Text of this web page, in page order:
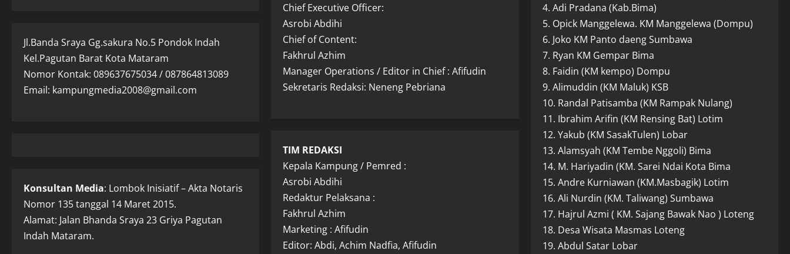
Jl.Banda Sraya Gg.sakura No.5 Pondok Indah
Kel.Pagutan Barat Kota Mataram
Nomor Kontak: 089637675034 / 087864813089
Email: kampungmedia2008@gmail.com
Konsultan Media: Lombok Inisiatif – Akta Notaris
Nomor 135 tanggal 14 Maret 2015.
Alamat: Jalan Bhanda Sraya 23 Griya Pagutan
Indah Mataram.
Chief Executive Officer:
Asrobi Abdihi
Chief of Content:
Fakhrul Azhim
Manager Operations / Editor in Chief : Afifudin
Sekretaris Redaksi: Neneng Pebriana
TIM REDAKSI
Kepala Kampung / Pemred :
Asrobi Abdihi
Redaktur Pelaksana :
Fakhrul Azhim
Marketing : Afifudin
Editor: Abdi, Achim Nadfia, Afifudin
4. Adi Pradana (Kab.Bima)
5. Opick Manggelewa. KM Manggelewa (Dompu)
6. Joko KM Panto daeng Sumbawa
7. Ryan KM Gempar Bima
8. Faidin (KM kempo) Dompu
9. Alimuddin (KM Maluk) KSB
10. Randal Patisamba (KM Rampak Nulang)
11. Ibrahim Arifin (KM Rensing Bat) Lotim
12. Yakub (KM SasakTulen) Lobar
13. Alamsyah (KM Tembe Nggoli) Bima
14. M. Hariyadin (KM. Sarei Ndai Kota Bima
15. Andre Kurniawan (KM.Masbagik) Lotim
16. Ali Nurdin (KM. Taliwang) Sumbawa
17. Hajrul Azmi ( KM. Sajang Bawak Nao ) Loteng
18. Desa Wisata Masmas Loteng
19. Abdul Satar Lobar